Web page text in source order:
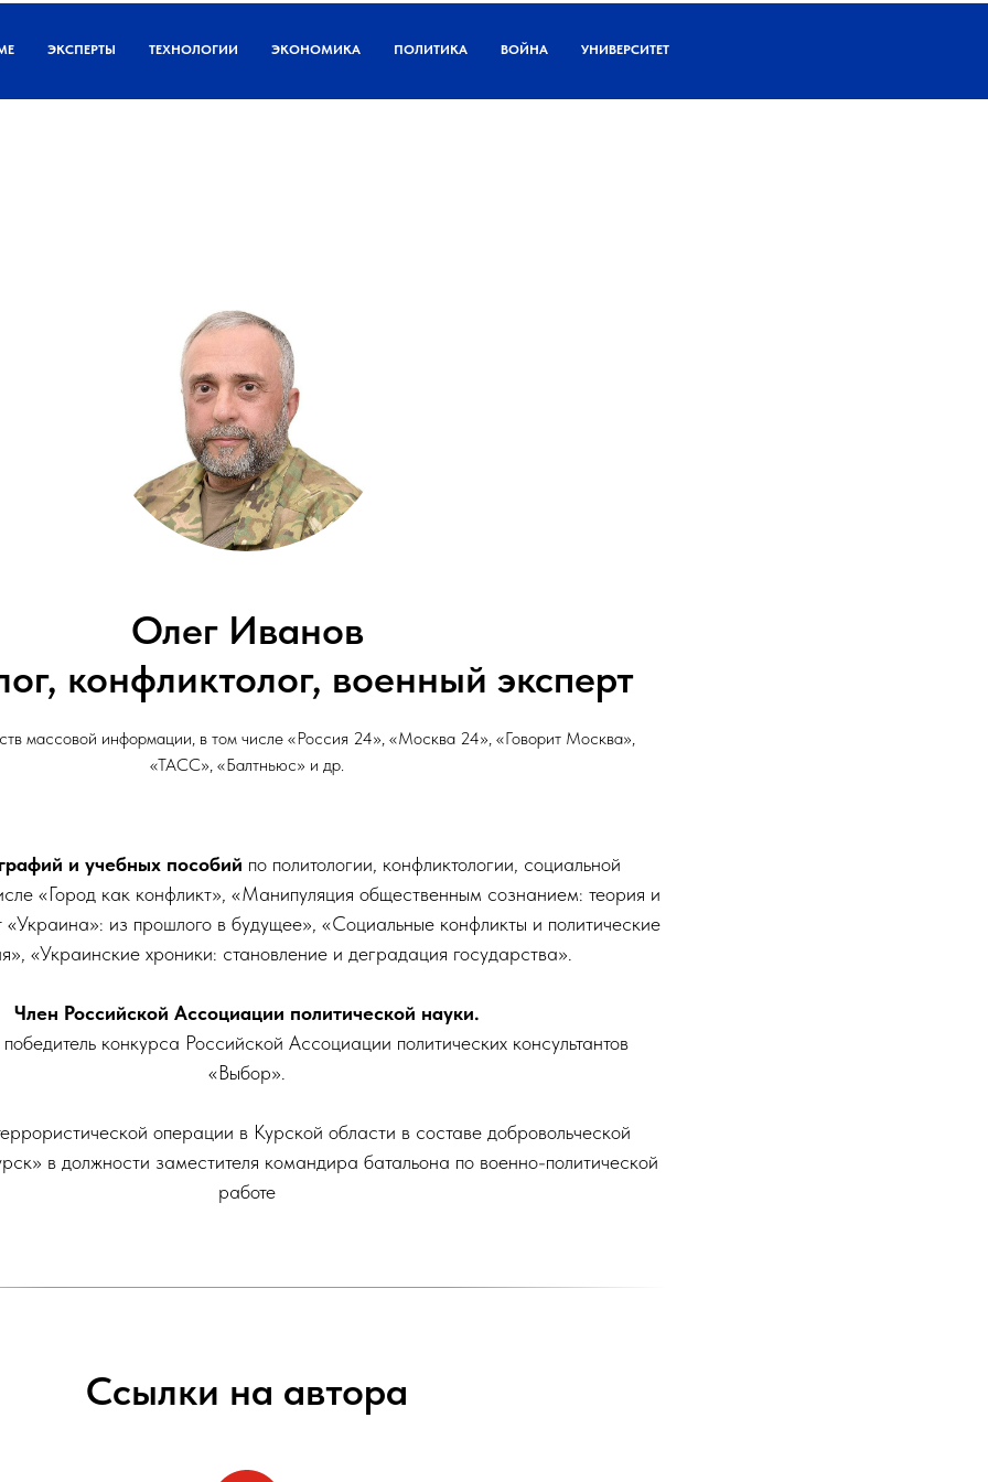
ЭКСПЕРТЫ ТЕХНОЛОГИИ ЭКОНОМИКА ПОЛИТИКА ВОЙНА УНИВЕРСИТЕТ
Олег Иванов
конфликтолог, военный эксперт
массовой информации, в том числе «Россия 24», «Москва 24», «Говорит Москва»,
«ТАСС», «Балтньюс» и др.
и учебных пособий по политологии, конфликтологии, социальной
«Город как конфликт», «Манипуляция общественным сознанием: теория и
из прошлого в будущее», «Социальные конфликты и политические
«Украинские хроники: становление и деградация государства».
Член Российской Ассоциации политической науки.
конкурса Российской Ассоциации политических консультантов
«Выбор».
операции в Курской области в составе добровольческой
в должности заместителя командира батальона по военно-политической
работе
Ссылки на автора